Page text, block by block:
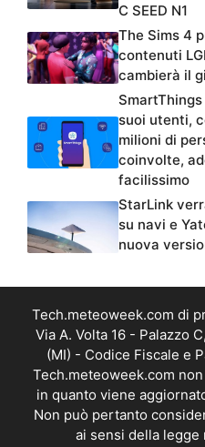
C SEED N1
The Sims 4
contenuti
cambierà il
suoi utenti,
milioni di
coinvolte,
facilissimo
StarLink
su navi e
nuova
Tech.meteoweek.com di
Via A. Volta 16 - Palazzo
(MI) - Codice Fiscale e
Tech.meteoweek.com
in quanto viene
Non può pertanto
ai sensi della legge